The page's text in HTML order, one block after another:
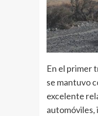
En el primer
se mantuvo
excelente
automóviles,